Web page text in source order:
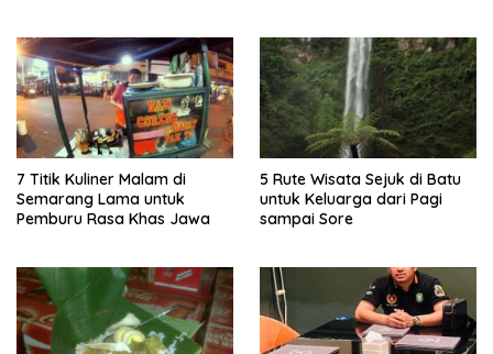
7 Titik Kuliner Malam di
Semarang Lama untuk
Pemburu Rasa Khas Jawa
5 Rute Wisata Sejuk di Batu
untuk Keluarga dari Pagi
sampai Sore